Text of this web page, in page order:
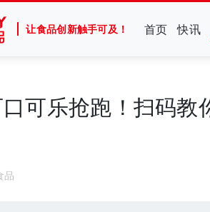
让食品创新触手可及！ 首页 快讯
可乐抢跑！扫码教
品